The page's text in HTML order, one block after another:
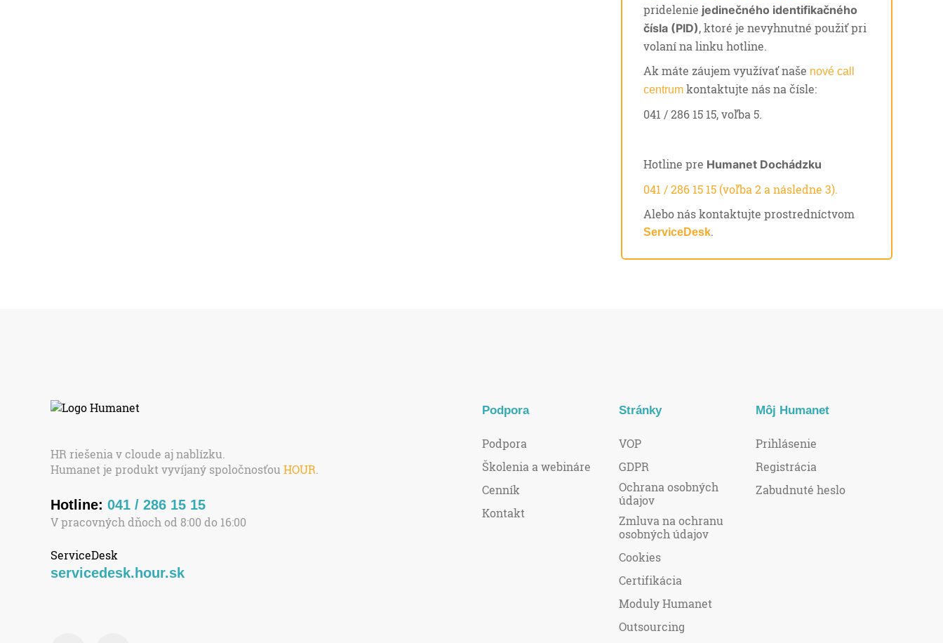
pridelenie jedinečného identifikačného
čísla (PID), ktoré je nevyhnutné použiť pri
volaní na linku hotline.
Ak máte záujem využívať naše nové call
centrum kontaktujte nás na čísle:
041 / 286 15 15, voľba 5.
Hotline pre Humanet Dochádzku
041 / 286 15 15 (voľba 2 a následne 3).
Alebo nás kontaktujte prostredníctvom
ServiceDesk.
HR riešenia v cloude aj nablízku.
Humanet je produkt vyvíjaný spoločnosťou HOUR
Hotline: 041 / 286 15 15
V pracovných dňoch od 8:00 do 16:00
ServiceDesk
servicedesk.hour.sk
Podpora
Podpora
Školenia a webináre
Cenník
Kontakt
Stránky
VOP
GDPR
Ochrana osobných
údajov
Zmluva na ochranu
osobných údajov
Cookies
Certifikácia
Moduly Humanet
Outsourcing
Môj Humanet
Prihlásenie
Registrácia
Zabudnuté heslo